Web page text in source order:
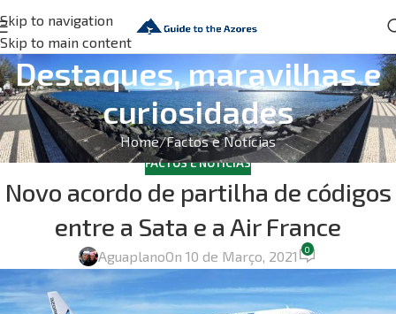
Skip to navigation
Skip to main content
Destaques, maravilhas e
curiosidades
Home Factos e Notícias
FACTOS E NOTÍCIAS
Novo acordo de partilha de códigos
entre a Sata e a Air France
AguaplanoOn 10 de Março, 2021 0